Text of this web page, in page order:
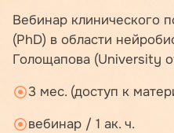
Вебинар клинического
(PhD) в области
Голощапова (University
3 мес. (доступ к
вебинар / 1 ак. ч.